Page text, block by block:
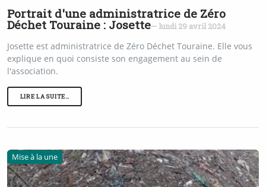
Portrait d'une administratrice de Zéro
Déchet Touraine : Josette— lundi 29 avril 2024
Josette est administratrice de Zéro Déchet Touraine. Elle vous
explique en quoi consiste son engagement au sein de
l'association.
LIRE LA SUITE…
Mise à la une